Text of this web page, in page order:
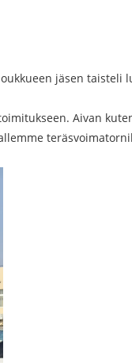
jäsen taisteli
Aivan